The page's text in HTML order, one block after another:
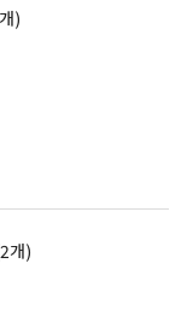
)
개)